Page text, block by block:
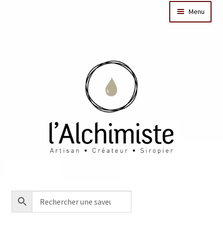
Menu
Acheter en ligne
Contact